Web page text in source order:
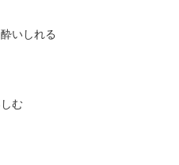
いしれる
む